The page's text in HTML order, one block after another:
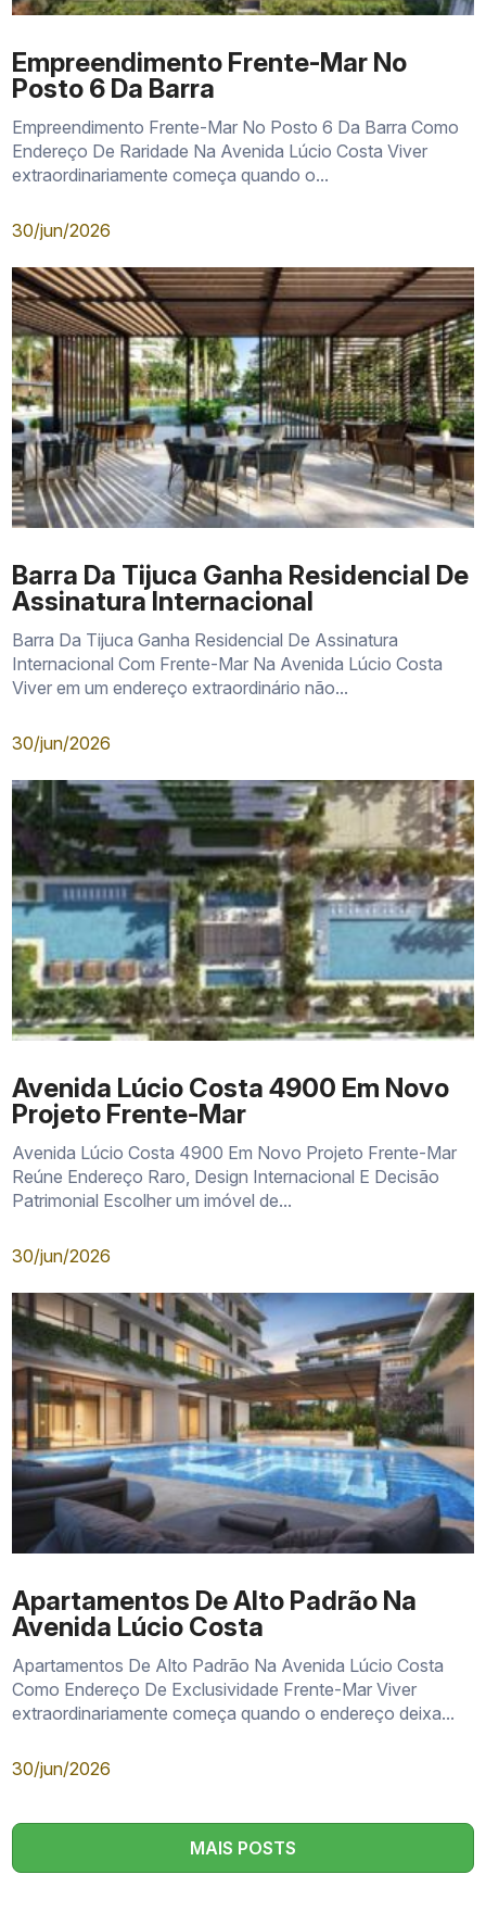
Empreendimento Frente-Mar No
Posto 6 Da Barra
Empreendimento Frente-Mar No Posto 6 Da Barra Como
Endereço De Raridade Na Avenida Lúcio Costa Viver
extraordinariamente começa quando o...
30/jun/2026
Barra Da Tijuca Ganha Residencial De
Assinatura Internacional
Barra Da Tijuca Ganha Residencial De Assinatura
Internacional Com Frente-Mar Na Avenida Lúcio Costa
Viver em um endereço extraordinário não...
30/jun/2026
Avenida Lúcio Costa 4900 Em Novo
Projeto Frente-Mar
Avenida Lúcio Costa 4900 Em Novo Projeto Frente-Mar
Reúne Endereço Raro, Design Internacional E Decisão
Patrimonial Escolher um imóvel de...
30/jun/2026
Apartamentos De Alto Padrão Na
Avenida Lúcio Costa
Apartamentos De Alto Padrão Na Avenida Lúcio Costa
Como Endereço De Exclusividade Frente-Mar Viver
extraordinariamente começa quando o endereço deixa...
30/jun/2026
MAIS POSTS